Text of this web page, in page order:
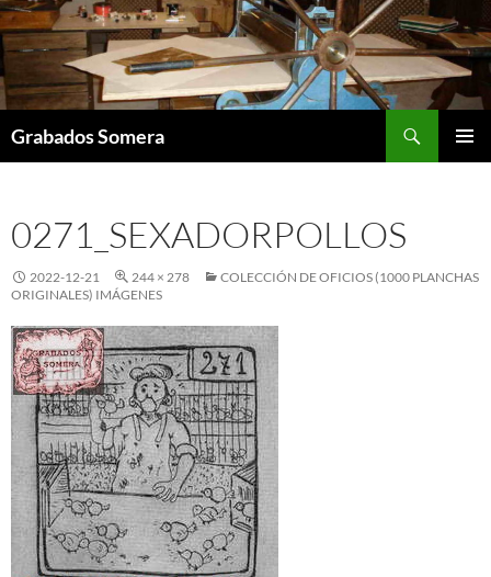
Saltar
al
contenido
Grabados Somera
0271_SEXADORPOLLOS
2022-12-21 244 × 278
COLECCIÓN DE OFICIOS (1000 PLANCHAS
ORIGINALES) IMÁGENES